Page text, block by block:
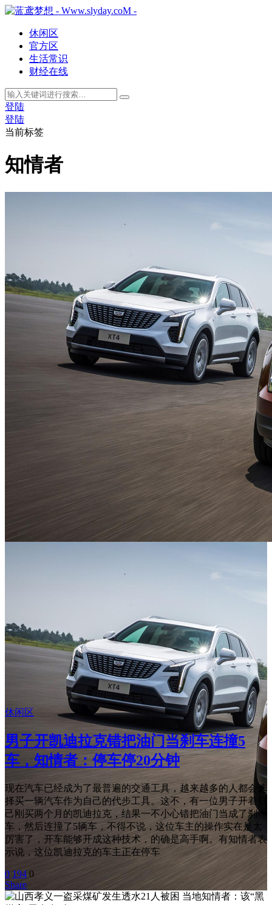
休闲区
官方区
生活常识
财经在线
登陆
登陆
当前标签
知情者
休闲区
男子开凯迪拉克错把油门当刹车连撞5
车，知情者：停车停20分钟
现在汽车已经成为了最普遍的交通工具，越来越多的人都会选
择买一辆汽车作为自己的代步工具。这不，有一位男子开着自
己刚买两个月的凯迪拉克，结果一不小心错把油门当成了刹
车，然后连撞了5辆车，不得不说，这位车主的操作实在是太
厉害了，开车能够开成这种技术，的确是高手啊。有知情者表
示说，这位凯迪拉克的车主正在停车
0 194 0
Share